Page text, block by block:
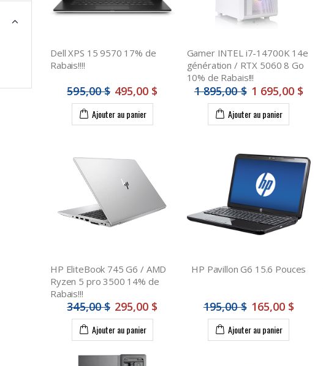
Dell XPS 15 9570 17% de
Rabais!!!!
595,00 $ 495,00 $
Ajouter au panier
Gamer INTEL i7-14700K 14e
génération / RTX 5060 8 Go
10% de Rabais!!!
1 895,00 $ 1 695,00 $
Ajouter au panier
HP EliteBook 745 G6 / AMD
Ryzen 5 pro 3500 14% de
Rabais!!!
345,00 $ 295,00 $
Ajouter au panier
HP Pavillon G6 15.6 Pouces
195,00 $ 165,00 $
Ajouter au panier